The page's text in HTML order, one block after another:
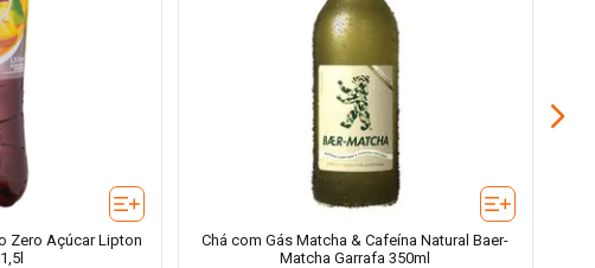
Zero Açúcar Lipton
Chá com Gás Matcha & Cafeína Natural Baer-
Matcha Garrafa 350ml